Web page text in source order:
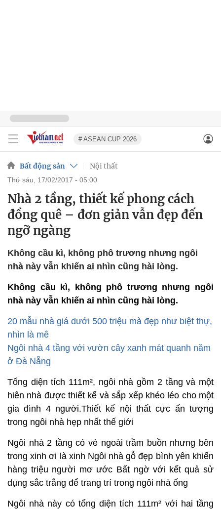
# ASEAN CUP 2026
Bất động sản Nội thất
thứ sáu, 17/02/2017 - 05:00
Nhà 2 tầng, thiết kế phong cách
đồng quê – đơn giản vẫn đẹp đến
ngỡ ngàng
Không cầu kì, không phô trương nhưng ngôi
nhà này vẫn khiến ai nhìn cũng hài lòng.
Không cầu kì, không phô trương nhưng ngôi
nhà này vẫn khiến ai nhìn cũng hài lòng.
20 mẫu nhà giá dưới 500 triệu mà đẹp như biệt thự,
nhìn là mê
Ngôi nhà 4 tầng với vườn cây xanh mát quanh năm
ở Đà Nẵng
Tổng diện tích 111m², ngôi nhà gồm 2 tầng và một
hiên nhà được thiết kế và sắp xếp khéo léo cho một
gia đình 4 người.Thiết kế nội thất cực ấn tượng
trong ngôi nhà hẹp nhất thế giới
Ngôi nhà 2 tầng có vẻ ngoài trầm buồn nhưng bên
trong xinh ơi là xinh Ngôi nhà gỗ đẹp bình yên khiến
hàng triệu người mơ ước Bất ngờ với kết quả sử
dụng sắc trắng để trang trí trong ngôi nhà ống
Ngôi nhà này có tổng diện tích 111m² với hai tầng